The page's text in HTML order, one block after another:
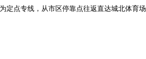
定点专线，从市区停靠点往返直达城北体育